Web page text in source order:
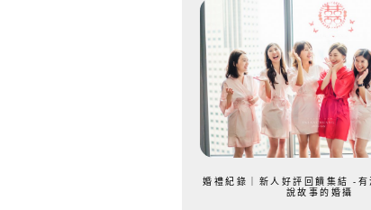
婚禮紀錄｜新人好評回饋集結 -有
說故事的婚攝